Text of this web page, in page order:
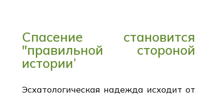
Спасение становится
"правильной стороной
истории’
Эсхатологическая надежда исходит от